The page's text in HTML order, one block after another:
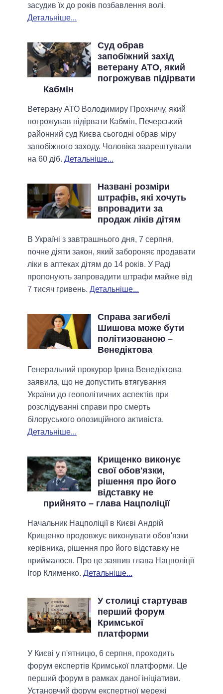
засудив їх до років позбавлення волі.
Детальніше...
Суд обрав
запобіжний захід
ветерану АТО, який
погрожував підірвати
Кабмін
Ветерану АТО Володимиру Прохничу, який
погрожував підірвати Кабмін, Печерський
районний суд Києва сьогодні обрав міру
запобіжного заходу. Чоловіка заарештували
на 60 діб. Детальніше...
Названі розміри
штрафів, які хочуть
впровадити за
продаж ліків дітям
В Україні з завтрашнього дня, 7 серпня,
почне діяти закон, який забороняє продавати
ліки в аптеках дітям до 14 років. У Раді
пропонують запровадити штрафи майже від
7 тисяч гривень. Детальніше...
Справа загибелі
Шишова може бути
політизованою –
Венедіктова
Генеральний прокурор Ірина Венедіктова
заявила, що не допустить втягування
України до геополітичних аспектів при
розслідуванні справи про смерть
білоруського опозиційного активіста.
Детальніше...
Крищенко виконує
свої обов'язки,
рішення про його
відставку не
прийнято – глава Нацполіції
Начальник Нацполіції в Києві Андрій
Крищенко продовжує виконувати обов'язки
керівника, рішення про його відставку не
приймалося. Про це заявив глава Нацполіції
Ігор Клименко. Детальніше...
У столиці стартував
перший форум
Кримської
платформи
У Києві у п'ятницю, 6 серпня, проходить
форум експертів Кримської платформи. Це
перший форум в рамках даної ініціативи.
Установчий форум експертної мережі